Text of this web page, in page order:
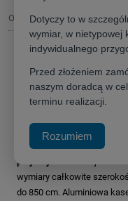
Opis
Ekran Adeo Big One
projekcyjny
formatu , zaprojektowany
jak
sale
projekcji
wymiary całkowite
do 850 cm. Aluminiowa
Dotyczy to w
wymiar, w nietypowej
indywidualnego
Przed złożeniem
naszym doradcą w
terminu realizacji.
Rozumiem